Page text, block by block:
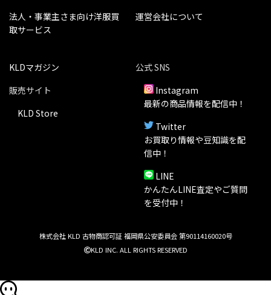
法人・事業主さま向け洋服買
取サービス
運営会社について
KLDマガジン
販売サイト
KLD Store
公式 SNS
Instagram
最新の商品情報を配信中！
Twitter
お買取り情報や豆知識を配
信中！
LINE
かんたんLINE査定やご質問
を受付中！
株式会社 KLD 古物商認可証 福岡県公安委員会 第90114160020号
KLD INC. ALL RIGHTS RESERVED